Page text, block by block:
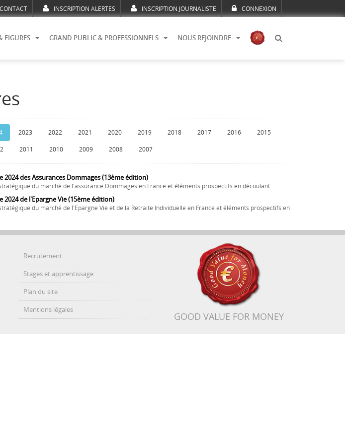
CONTACT INSCRIPTION ALERTES INSCRIPTION JOURNALISTE CONNEXION
FIGURES GRAND PUBLIC & PROFESSIONNELS NOUS REJOINDRE
2023 2022 2021 2020 2019 2018 2017 2016 2015
2011 2010 2009 2008 2007
2024 des Assurances Dommages (13ème édition)
du marché de l'assurance Dommages en France et éléments prospectifs en découlant
2024 de l'Epargne Vie (15ème édition)
du marché de l'Epargne Vie et de la Retraite Individuelle en France et éléments prospectifs en
Recrutement
Stages et apprentissage
Plan du site
Mentions légales
GOOD VALUE FOR MONEY